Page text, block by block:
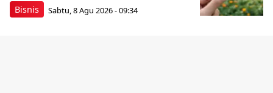
Bisnis Sabtu, 8 Agu 2026 - 09:34